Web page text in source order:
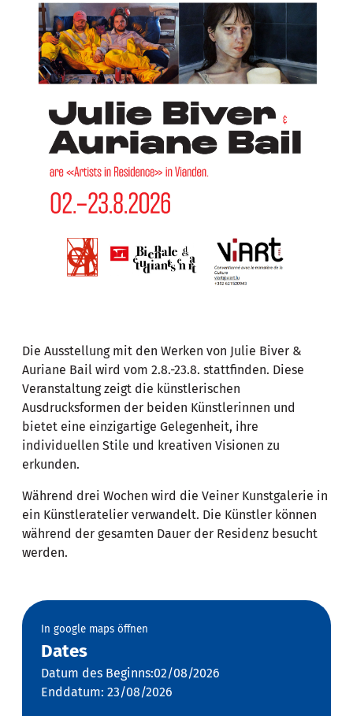
Die Ausstellung mit den Werken von Julie Biver &
Auriane Bail wird vom 2.8.-23.8. stattfinden. Diese
Veranstaltung zeigt die künstlerischen
Ausdrucksformen der beiden Künstlerinnen und
bietet eine einzigartige Gelegenheit, ihre
individuellen Stile und kreativen Visionen zu
erkunden.
Während drei Wochen wird die Veiner Kunstgalerie in
ein Künstleratelier verwandelt. Die Künstler können
während der gesamten Dauer der Residenz besucht
werden.
In google maps öffnen
Dates
Datum des Beginns:02/08/2026
Enddatum: 23/08/2026